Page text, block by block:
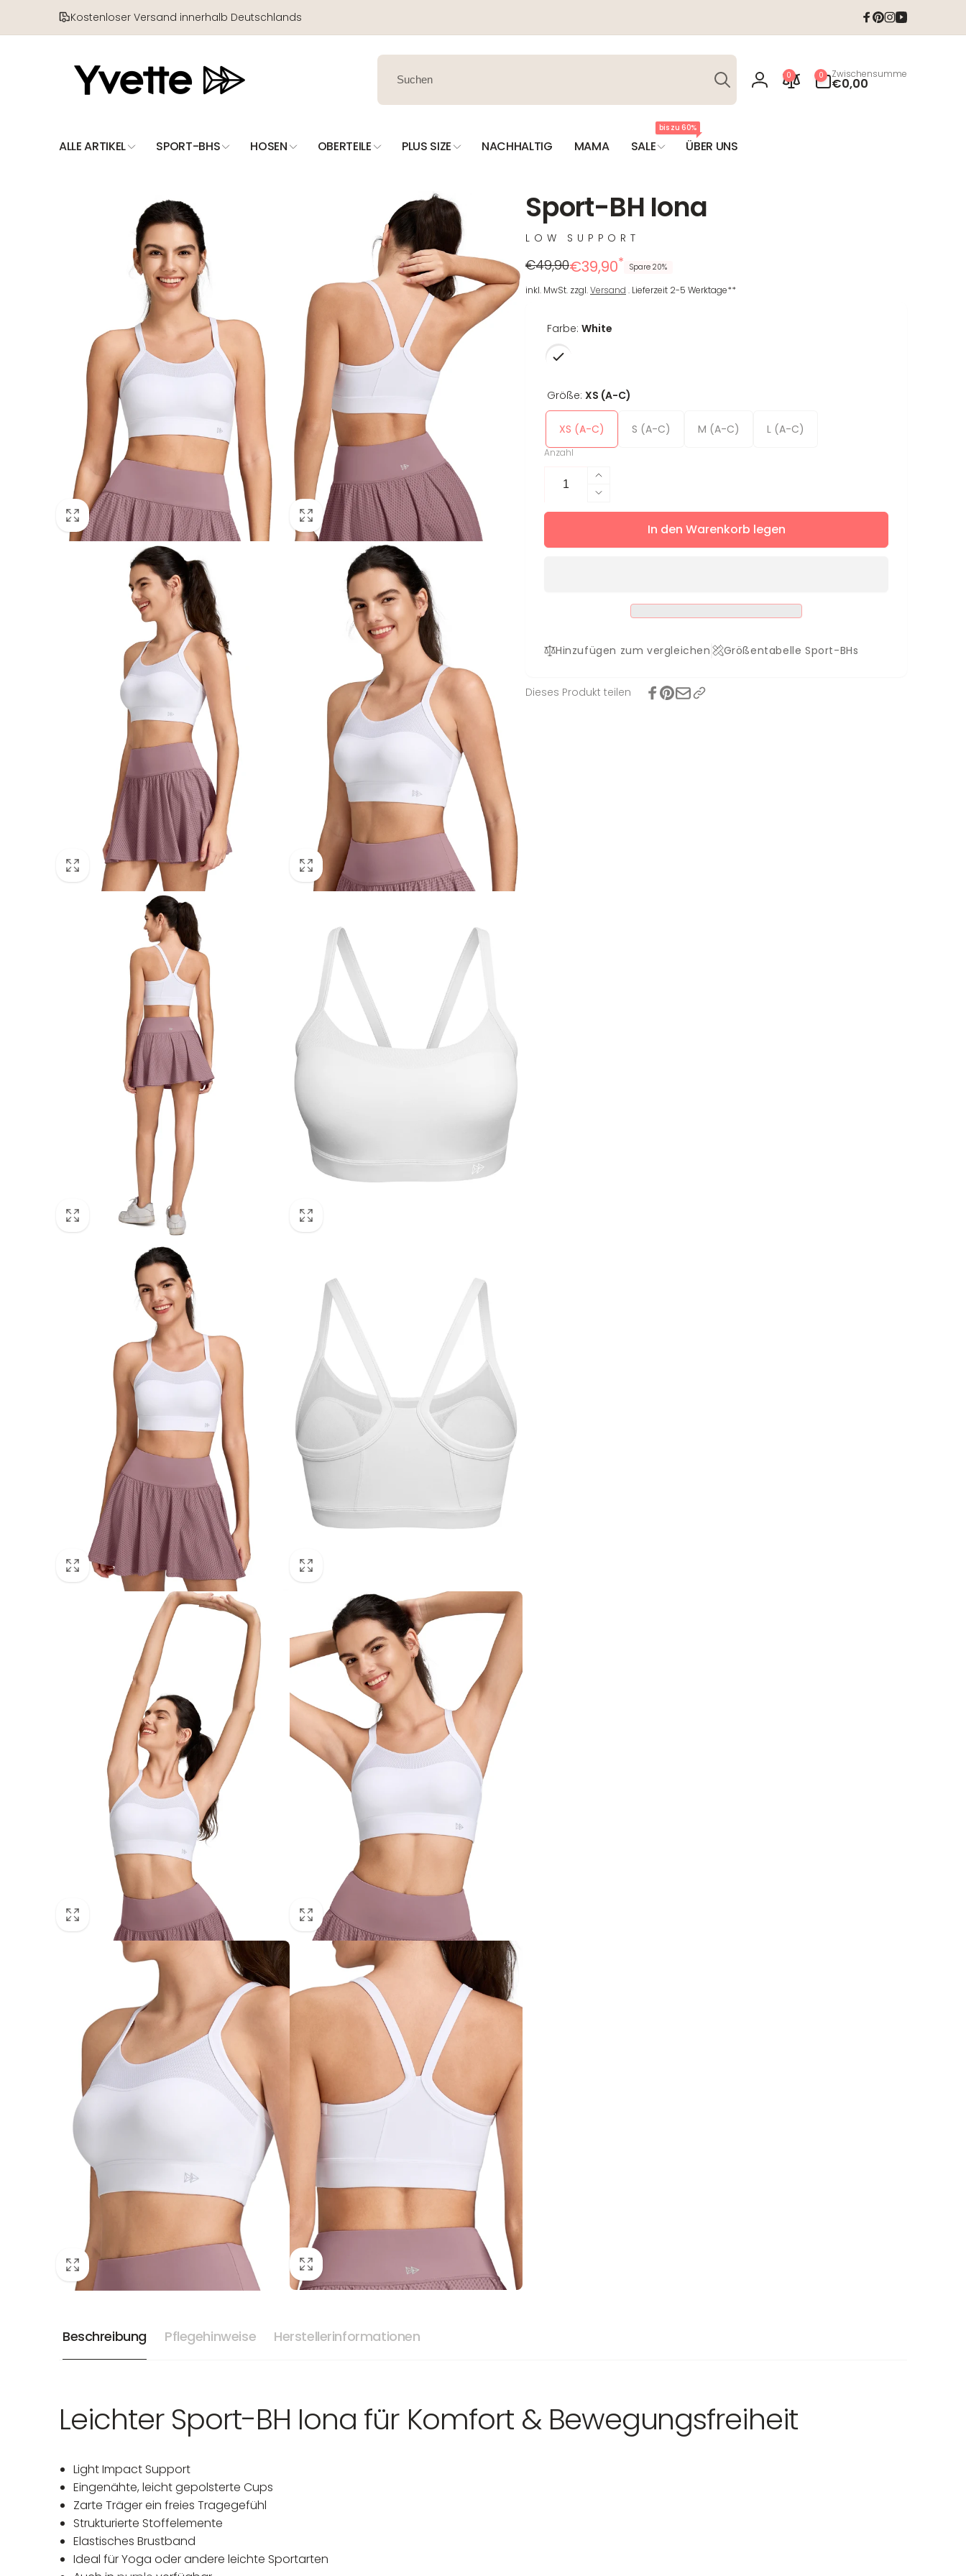
Kostenloser Versand innerhalb Deutschlands Facebook
Pinterest
Instagram
YouTube
Suchen
Einloggen
0 0
Artikel
Zwischensumme
€0,00
ALLE ARTIKEL SPORT-BHS HOSEN OBERTEILE PLUS SIZE NACHHALTIG MAMA SALE
bis zu 60%
ÜBER UNS
Sport-BH Iona
LOW SUPPORT
Regulärer
Preis
€49,90
Reduzierter
Preis
€39,90* Spare 20%
inkl. MwSt. zzgl.Versand . Lieferzeit 2-5 Werktage**
Farbe: White
Größe: XS (A-C)
XS (A-C) S (A-C) M (A-C) L (A-C)
Anzahl
Erhöhe
die
Menge
Verringere
die
für
In den Warenkorb legen
Hinzufügen zum vergleichen Größentabelle Sport-BHs
Dieses Produkt teilen
Beschreibung Pflegehinweise Herstellerinformationen
Leichter Sport-BH Iona für Komfort & Bewegungsfreiheit
Light Impact Support
Eingenähte, leicht gepolsterte Cups
Zarte Träger ein freies Tragegefühl
Strukturierte Stoffelemente
Elastisches Brustband
Ideal für Yoga oder andere leichte Sportarten